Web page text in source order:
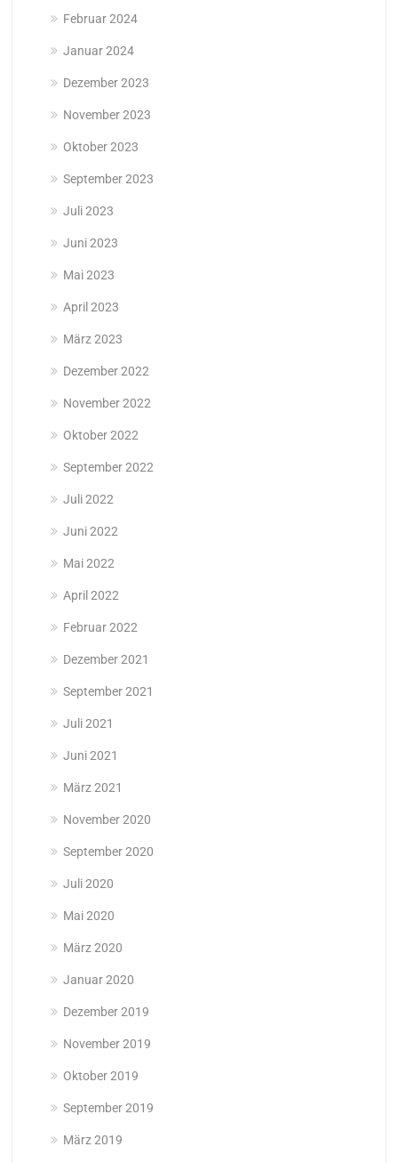
Februar 2024
Januar 2024
Dezember 2023
November 2023
Oktober 2023
September 2023
Juli 2023
Juni 2023
Mai 2023
April 2023
März 2023
Dezember 2022
November 2022
Oktober 2022
September 2022
Juli 2022
Juni 2022
Mai 2022
April 2022
Februar 2022
Dezember 2021
September 2021
Juli 2021
Juni 2021
März 2021
November 2020
September 2020
Juli 2020
Mai 2020
März 2020
Januar 2020
Dezember 2019
November 2019
Oktober 2019
September 2019
März 2019